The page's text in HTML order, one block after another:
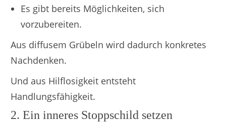
Es gibt bereits Möglichkeiten, sich
vorzubereiten.
Aus diffusem Grübeln wird dadurch konkretes
Nachdenken.
Und aus Hilflosigkeit entsteht
Handlungsfähigkeit.
2. Ein inneres Stoppschild setzen